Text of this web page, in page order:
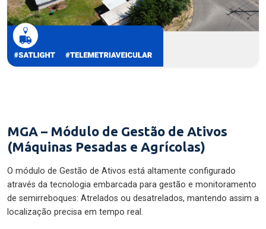
MGA – Módulo de Gestão de Ativos
(Máquinas Pesadas e Agrícolas)
O módulo de Gestão de Ativos está altamente configurado
através da tecnologia embarcada para gestão e monitoramento
de semirreboques: Atrelados ou desatrelados, mantendo assim a
localização precisa em tempo real.